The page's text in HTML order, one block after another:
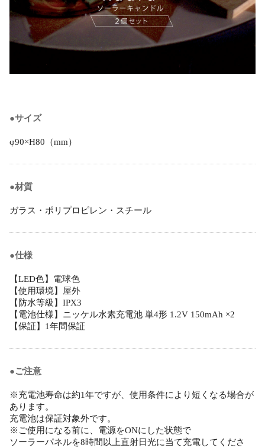
●サイズ
φ90×H80（mm）
●材質
ガラス・ポリプロピレン・スチール
●仕様
【LED色】電球色
【使用環境】屋外
【防水等級】IPX3
【電池仕様】ニッケル水素充電池 単4形 1.2V 150mAh ×2
【保証】1年間保証
●ご注意
※充電池寿命は約1年ですが、使用条件により短くなる場合が
あります。
充電池は保証対象外です。
※ご使用になる前に、電源をONにした状態で
ソーラーパネルを8時間以上直射日光に当て充電してくださ